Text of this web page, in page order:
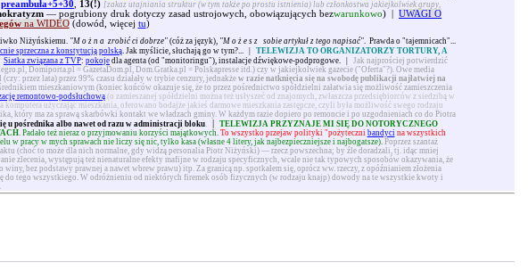
preambuła+5+30 13(!) [zakaz utajniania struktur (w tym także po prostu istnienia) lub członkostwa jakiejkolwiek grupy,
— pogrubiony druk dotyczy zasad ustrojowych, obowiązujących bezwarunkowo) | UWAGI O
na WIDEO(dowód, więcej tu)
Niżyńskiemu. "Można zrobić ci dobrze" (cóż za język), "Możesz sobie artykuł z tego napisać". Prawda o "tajemnicach"...
sprzeczna z konstytucją polską. Jak myślicie, słuchają go w tym?...
TELEWIZJA TO ORGANIZATORZY TORTURY, A
Siatka związana z TVP: pokoje dla agenta (od "monitoringu"), instalacje dźwiękowe-podprogowe.
Jak najprościej potwierdzić
Domiporta.pl = GazetaDom.pl, Dom.Gratka.pl = Polskapresse itd.) czy w jakiejkolwiek gazecie ("Oferta"?). Owe media
(czy: przez lata) przez 99% czasu działały w trybie cenzury, jednakże w razie natknięcia się na swobodę publikacji najłatwiej na
mieszkaniowym (koniec końców okazuje się, że to przez pośrednictwo spółdzielni załatwia się możliwość zamieszczenia
remontowo-podsłuchową (o zamieszanej spółdzielni można też usłyszeć od znajomych, zwłaszcza przedsiębiorców z siedzibą w
użyczając mieszkania, oferowano bodajże jakieś darmowe mieszkania zastępcze, czyli była możliwość swego rodzaju
który ma za sprawą skarbówki kontakt we władzach gminy. W każdym razie dopiero po remoncie i po uzgodnieniach co do Piotra
u pośrednika albo nawet od razu w administracji bloku.
TELEWIZJA PRZYZNAJE MI SIĘ DO NOTORYCZNEGO
. Padało też nieraz o przyjmowaniu korzyści majątkowych. To wszystko przejaw polityki "pożyteczni bandycina wszystkich
w pracy w mych sprawach nie liczy się nic, tylko kasa (własne 4 litery, jak najbezpieczniejsze i najbogatsze). Poprzez szantaż
(choć to może dla nich normalne, gdy widzą personalia Piotr Niżyński) — rzecz powszechna; by źle doradzali, tj. idąc mniej
zlecenia, występują też nienaturalne efekty mafijne w rodzaju specyficznych, wcale nie tak typowych sposobów okazywania, że
bez podstawy prawnej a nawet wbrew prawu) itp. Za granicą np. spotkałem się, oprócz ww. rzeczy, z opóźnianiem złożenia
do tego wszystkiego. W odróżnieniu od niektórych firemek osób fizycznych (w rodzaju knajp) dowody na te wszystkie kwoty i